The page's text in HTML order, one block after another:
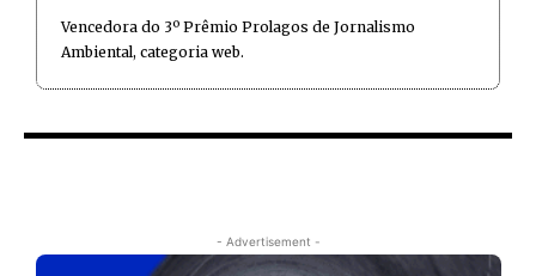
Vencedora do 3º Prêmio Prolagos de Jornalismo
Ambiental, categoria web.
- Advertisement -